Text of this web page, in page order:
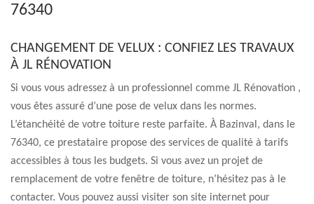
76340
CHANGEMENT DE VELUX : CONFIEZ LES TRAVAUX
À JL RÉNOVATION
Si vous vous adressez à un professionnel comme JL Rénovation ,
vous êtes assuré d’une pose de velux dans les normes.
L’étanchéité de votre toiture reste parfaite. À Bazinval, dans le
76340, ce prestataire propose des services de qualité à tarifs
accessibles à tous les budgets. Si vous avez un projet de
remplacement de votre fenêtre de toiture, n’hésitez pas à le
contacter. Vous pouvez aussi visiter son site internet pour